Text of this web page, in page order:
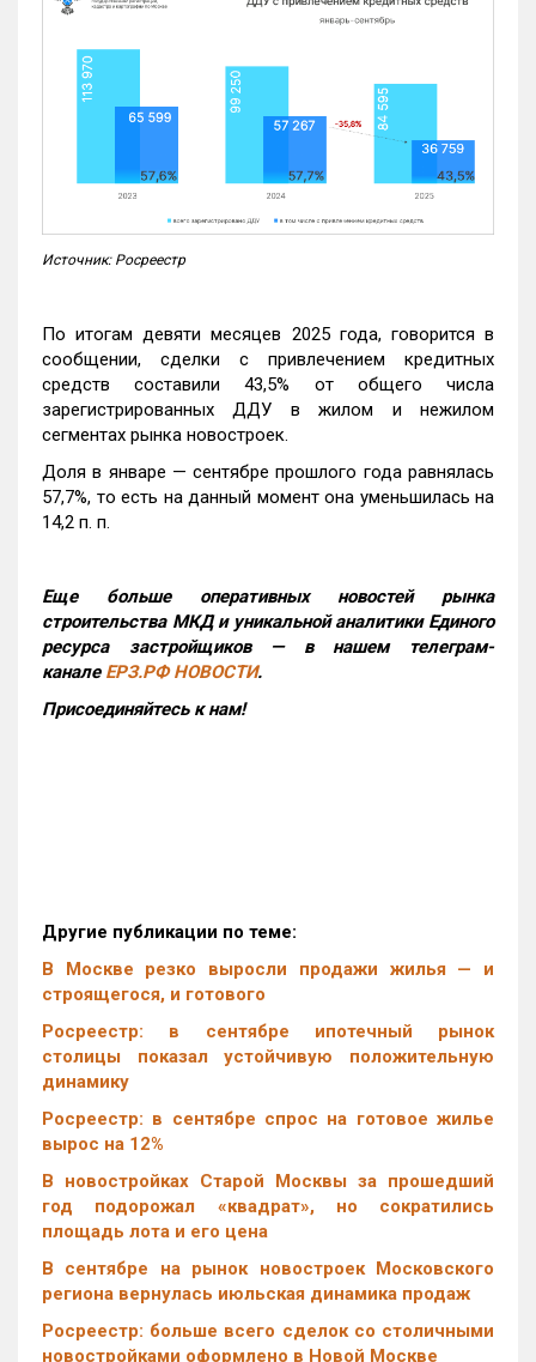
Источник: Росреестр
По итогам девяти месяцев 2025 года, говорится в
сообщении, сделки с привлечением кредитных
средств составили 43,5% от общего числа
зарегистрированных ДДУ в жилом и нежилом
сегментах рынка новостроек.
Доля в январе — сентябре прошлого года равнялась
57,7%, то есть на данный момент она уменьшилась на
14,2 п. п.
Еще больше оперативных новостей рынка
строительства МКД и уникальной аналитики Единого
ресурса застройщиков — в нашем телеграм-
канале ЕРЗ.РФ НОВОСТИ.
Присоединяйтесь к нам!
Другие публикации по теме:
В Москве резко выросли продажи жилья — и
строящегося, и готового
Росреестр: в сентябре ипотечный рынок
столицы показал устойчивую положительную
динамику
Росреестр: в сентябре спрос на готовое жилье
вырос на 12%
В новостройках Старой Москвы за прошедший
год подорожал «квадрат», но сократились
площадь лота и его цена
В сентябре на рынок новостроек Московского
региона вернулась июльская динамика продаж
Росреестр: больше всего сделок со столичными
новостройками оформлено в Новой Москве